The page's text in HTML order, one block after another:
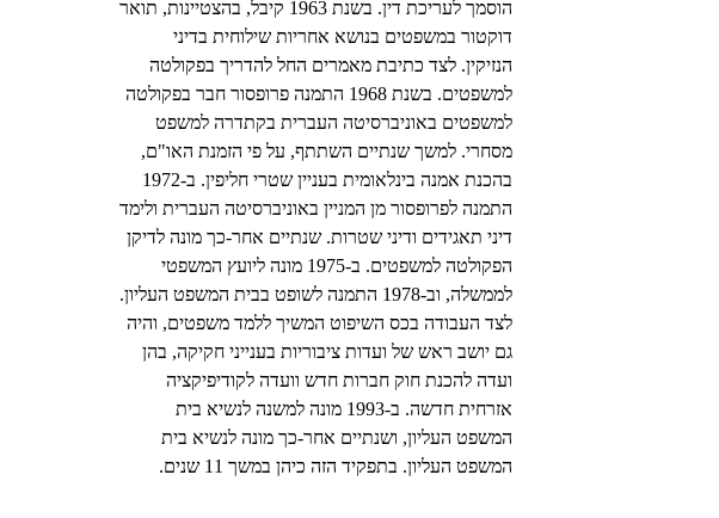
הוסמך לעריכת דין. בשנת 1963 קיבל, בהצטיינות, תואר
דוקטור במשפטים בנושא אחריות שילוחית בדיני
הנזיקין. לצד כתיבת מאמרים החל להדריך בפקולטה
למשפטים. בשנת 1968 התמנה פרופסור חבר בפקולטה
למשפטים באוניברסיטה העברית בקתדרה למשפט
מסחרי. למשך שנתיים השתתף, על פי הזמנת האו"ם,
בהכנת אמנה בינלאומית בעניין שטרי חליפין. ב-1972
התמנה לפרופסור מן המניין באוניברסיטה העברית ולימד
דיני תאגידים ודיני שטרות. שנתיים אחר-כך מונה לדיקן
הפקולטה למשפטים. ב-1975 מונה ליועץ המשפטי
לממשלה, וב-1978 התמנה לשופט בבית המשפט העליון.
לצד העבודה בכס השיפוט המשיך ללמד משפטים, והיה
גם יושב ראש של ועדות ציבוריות בענייני חקיקה, בהן
ועדה להכנת חוק חברות חדש וועדה לקודיפיקציה
אזרחית חדשה. ב-1993 מונה למשנה לנשיא בית
המשפט העליון, ושנתיים אחר-כך מונה לנשיא בית
המשפט העליון. בתפקיד הזה כיהן במשך 11 שנים.